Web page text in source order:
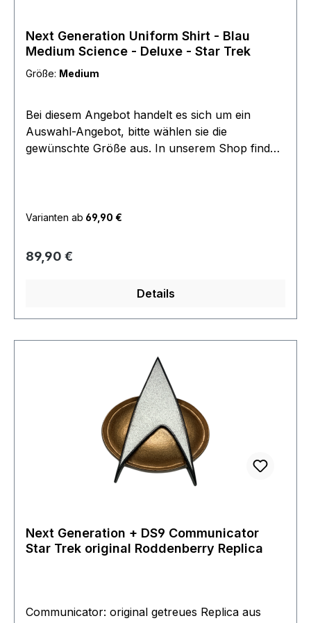
Next Generation Uniform Shirt - Blau
Medium Science - Deluxe - Star Trek
Größe: Medium
Bei diesem Angebot handelt es sich um ein
Auswahl-Angebot, bitte wählen sie die
gewünschte Größe aus. In unserem Shop finden
einem seperaten Angebot unter Zubehör.
Varianten ab 69,90 €
Regulärer Preis:
89,90 €
Details
Next Generation + DS9 Communicator
Star Trek original Roddenberry Replica
Communicator: original getreues Replica aus